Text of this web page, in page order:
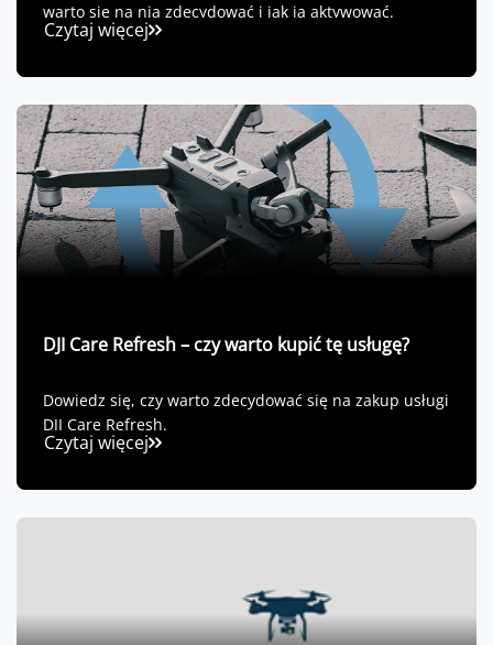
warto się na nią zdecydować i jak ją aktywować.
Czytaj więcej
DJI Care Refresh – czy warto kupić tę usługę?
Dowiedz się, czy warto zdecydować się na zakup usługi
DJI Care Refresh.
Czytaj więcej